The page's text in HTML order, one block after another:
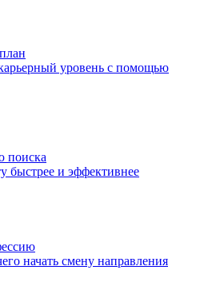
уровень с помощью
поиска
быстрее и эффективнее
начать смену направления